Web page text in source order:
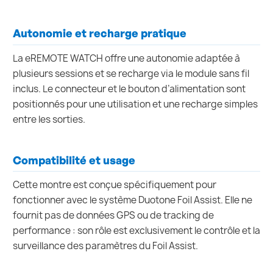
Autonomie et recharge pratique
La eREMOTE WATCH offre une autonomie adaptée à
plusieurs sessions et se recharge via le module sans fil
inclus. Le connecteur et le bouton d’alimentation sont
positionnés pour une utilisation et une recharge simples
entre les sorties.
Compatibilité et usage
Cette montre est conçue spécifiquement pour
fonctionner avec le système Duotone Foil Assist. Elle ne
fournit pas de données GPS ou de tracking de
performance : son rôle est exclusivement le contrôle et la
surveillance des paramètres du Foil Assist.